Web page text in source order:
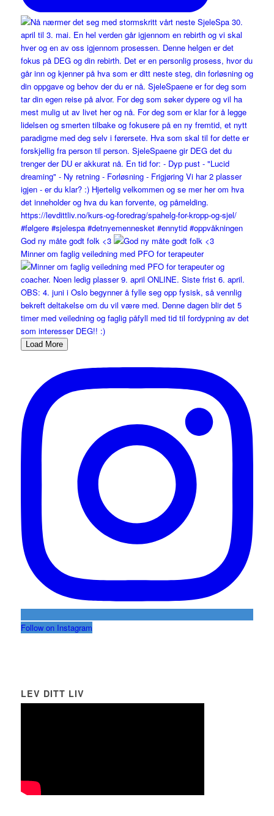
God ny måte godt folk <3
Minner om faglig veiledning med PFO for terapeuter
Load More
Follow on Instagram
LEV DITT LIV